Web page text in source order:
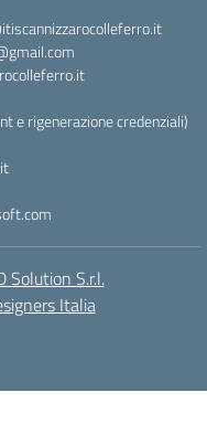
e rigenerazione credenziali)
Solution S.r.l.
Italia